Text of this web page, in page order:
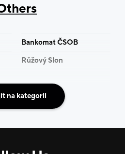
Bankomat ČSOB
Růžový Slon
na kategorii